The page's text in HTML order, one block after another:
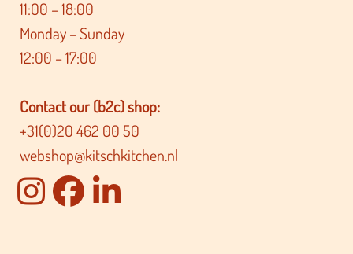
11:00 – 18:00
Monday – Sunday
12:00 – 17:00
Contact our (b2c) shop:
+31(0)20 462 00 50
webshop@kitschkitchen.nl